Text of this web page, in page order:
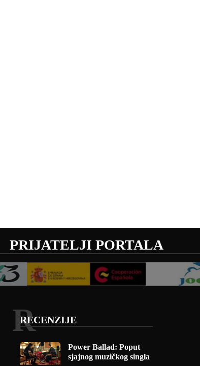
PRIJATELJI PORTALA
RECENZIJE
R
Power Ballad: Poput
sjajnog muzičkog singla